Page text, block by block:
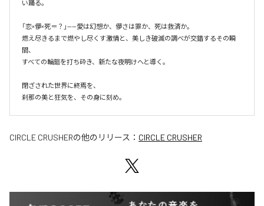
い踊る。
「恋×儚×死＝？」——愛は幻想か、儚さは罪か、死は救済か。
燃え尽きるまで燃やし尽くす激情と、美しき破滅の調べが交錯するその瞬
間、
すべての輪廻を打ち砕き、新たな夜明けへと導く。
閉ざされた世界に終焉を、
刹那の美と狂気を、その身に刻め。
CIRCLE CRUSHERの他のリリース： CIRCLE CRUSHER